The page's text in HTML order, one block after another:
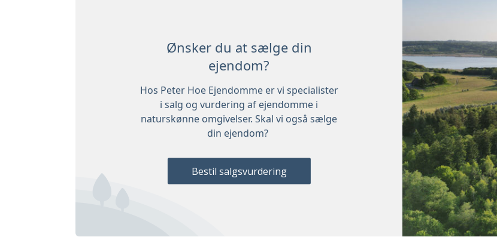
Ønsker du at sælge din
ejendom?
Hos Peter Hoe Ejendomme er vi specialister
i salg og vurdering af ejendomme i
naturskønne omgivelser. Skal vi også sælge
din ejendom?
Bestil salgsvurdering